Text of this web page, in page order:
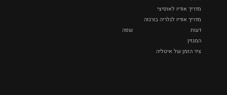
מדריך אודיו לאופיצי
מדריך אודיו לגלריה בורגזה
דעות
שפה
המגזין
ציר הזמן של איטליה